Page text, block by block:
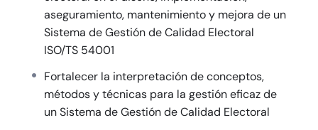
electorales, su planificación y promover la mejora
continua para aumentar tanto la satisfacción del
cliente electoral como la eficacia en la gestión
sus objetivos y su misión.
Una vez presente el examen:
aseguramiento, mantenimiento y mejora de un
Sistema de Gestión de Calidad Electoral
ISO/TS 54001
Fortalecer la interpretación de conceptos,
métodos y técnicas para la gestión eficaz de
un Sistema de Gestión de Calidad Electoral